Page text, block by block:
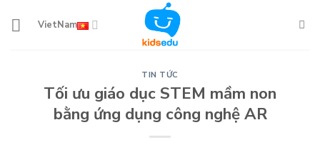
VietNam
TIN TỨC
Tối ưu giáo dục STEM mầm non
bằng ứng dụng công nghệ AR